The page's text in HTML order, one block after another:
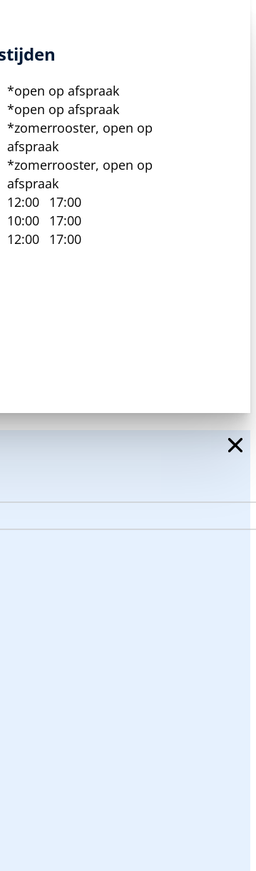
*open op afspraak
*open op afspraak
*zomerrooster, open op
afspraak
*zomerrooster, open op
afspraak
12:00
17:00
10:00
17:00
12:00 17:00